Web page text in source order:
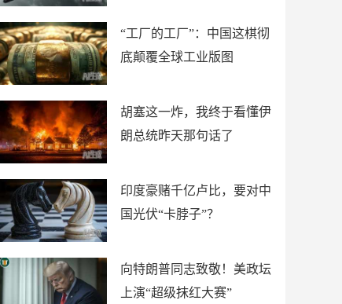
“工厂的工厂”：中国这棋彻
底颠覆全球工业版图
胡塞这一炸，我终于看懂伊
朗总统昨天那句话了
印度豪赌千亿卢比，要对中
国光伏“卡脖子”？
向特朗普同志致敬！美政坛
上演“超级抹红大赛”